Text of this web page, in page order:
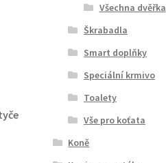
Všechna dvěřka
Škrabadla
Smart doplňky
Speciální krmivo
Toalety
Vše pro koťata
Koně